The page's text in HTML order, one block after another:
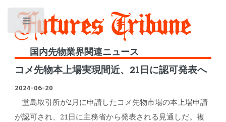
国内先物業界関連ニュース
コメ先物本上場実現間近、21日に認可発表へ
2024-06-20
堂島取引所が2月に申請したコメ先物市場の本上場申請
が認可され、21日に主務省から発表される見通しだ。複
Toggle